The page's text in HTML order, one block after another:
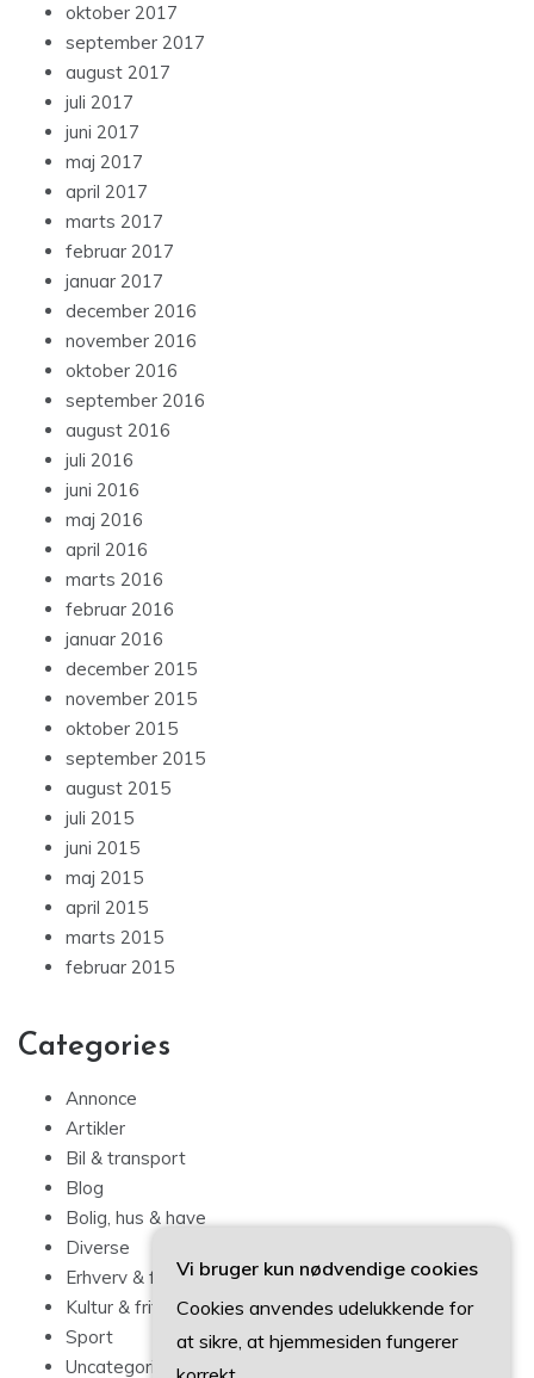
oktober 2017
september 2017
august 2017
juli 2017
juni 2017
maj 2017
april 2017
marts 2017
februar 2017
januar 2017
december 2016
november 2016
oktober 2016
september 2016
august 2016
juli 2016
juni 2016
maj 2016
april 2016
marts 2016
februar 2016
januar 2016
december 2015
november 2015
oktober 2015
september 2015
august 2015
juli 2015
juni 2015
maj 2015
april 2015
marts 2015
februar 2015
Categories
Annonce
Artikler
Bil & transport
Blog
Bolig, hus & have
Diverse
Erhverv & forbrug
Kultur & fritid
Sport
Uncategorized
Vi bruger kun nødvendige cookies
Cookies anvendes udelukkende for
at sikre, at hjemmesiden fungerer